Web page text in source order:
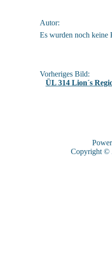
Autor:
Es wurden noch keine
Vorheriges Bild:
ÜL 314 Lion´s
Copyright ©